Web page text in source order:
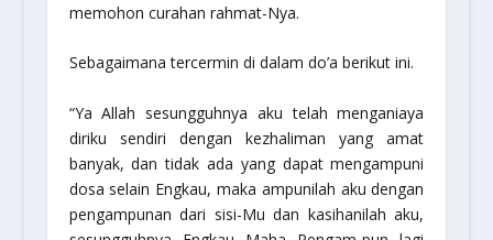
memohon curahan rahmat-Nya.
Sebagaimana tercermin di dalam do’a berikut ini.
“Ya Allah sesungguhnya aku telah menganiaya
diriku sendiri dengan kezhaliman yang amat
banyak, dan tidak ada yang dapat mengampuni
dosa selain Engkau, maka ampunilah aku dengan
pengampunan dari sisi-Mu dan kasihanilah aku,